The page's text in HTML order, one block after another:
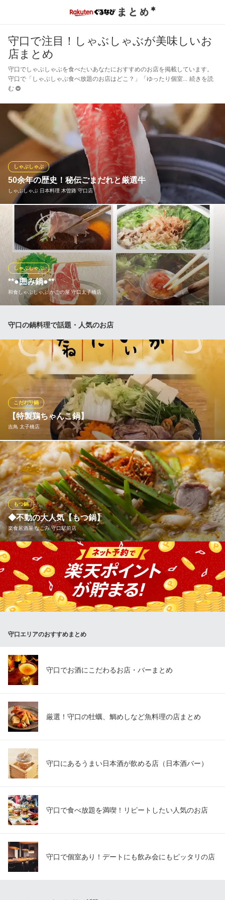
守口で注目！しゃぶしゃぶが美味しいお
店まとめ
守口でしゃぶしゃぶを食べたいあなたにおすすめのお店を掲載しています。
守口で「しゃぶしゃぶ食べ放題のお店はどこ？」「ゆったり個室
続きを読
む
50余年の歴史！秘伝ごまだれと厳選牛
しゃぶしゃぶ 日本料理 木曽路 守口店
しゃぶしゃぶ
当店の基準を満たす厳選したお肉を、九州を中心に全国各地より
取り寄せます。吟味された牛肉と、四季折々の旬の野菜を組み合
わせたコースでもしゃぶしゃぶをお召し上がりいただけます。 そ
れぞれに旨みを引き出す相性の良い素材。油を用いず、だし汁を
くぐらせるだけのシンプルな調理法。 体に優しい温野菜もたっぷ
りです。
しゃぶしゃぶ 日本料理 木曽路 守口店
大阪メトロ谷町線大日駅 徒歩15分
大阪府守口市佐太中町4-2-14
**●囲み鍋●**
和食しゃぶしゃぶ かごの屋 守口太子橋店
しゃぶしゃぶ
ご家族やご友人との団らんにオススメです！
和食しゃぶしゃぶ かごの屋 守口太子橋店
和食しゃぶしゃぶ
大阪メトロ谷町線太子橋今市駅 徒歩1分
大阪府守口市京阪本通1-7-7
守口の鍋料理で話題・人気のお店
【特製鶏ちゃんこ鍋】
吉鳥 太子橋店
こだわり鍋
１０月から待望のお鍋が再びスタートしました★★ ●具だくさん
湯豆腐 一人前６３０円 ●鶏ちゃんこ鍋 一人前９１０円
●特製チゲナベ 一人前９１０円
吉鳥 太子橋店
本格炭火焼き鳥
大阪メトロ谷町線太子橋今市駅 徒歩3分
大阪府守口市金下町1-7-7
◆不動の大人気【もつ鍋】
楽食居酒屋 なごみ 守口駅前店
もつ鍋
創業以来変わらぬ味で、不動の大人気メニュー【もつ鍋】 出汁の
効いた味付けと、プリプリの新鮮ホルモンが堪りません！寒い季
節はもちろん、夏にも大人気◎もつ鍋食べ放題コースもございま
す♪
京阪本線守口市駅 徒歩1分
守口エリアのおすすめまとめ
守口でお酒にこだわるお店・バーまとめ
厳選！守口の牡蠣、鯛めしなど魚料理の店まとめ
守口にあるうまい日本酒が飲める店（日本酒バー）
守口で食べ放題を満喫！リピートしたい人気のお店
守口で個室あり！デートにも飲み会にもピッタリの店